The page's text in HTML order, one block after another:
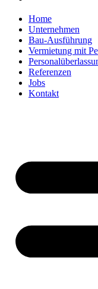
Home
Unternehmen
Bau-Ausführung
Vermietung mit
Referenzen
Jobs
Kontakt